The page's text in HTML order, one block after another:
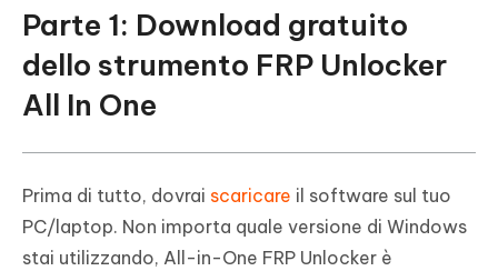
Parte 1: Download gratuito
dello strumento FRP Unlocker
All In One
Prima di tutto, dovrai scaricare il software sul tuo
PC/laptop. Non importa quale versione di Windows
stai utilizzando, All-in-One FRP Unlocker è